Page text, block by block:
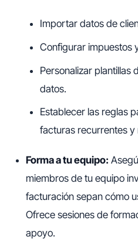
Importar datos de
Configurar impuestos
Personalizar plantillas
datos.
Establecer las reglas
facturas recurrentes y
Forma a tu equipo:
miembros de tu equipo
facturación sepan cómo
Ofrece sesiones de
apoyo.